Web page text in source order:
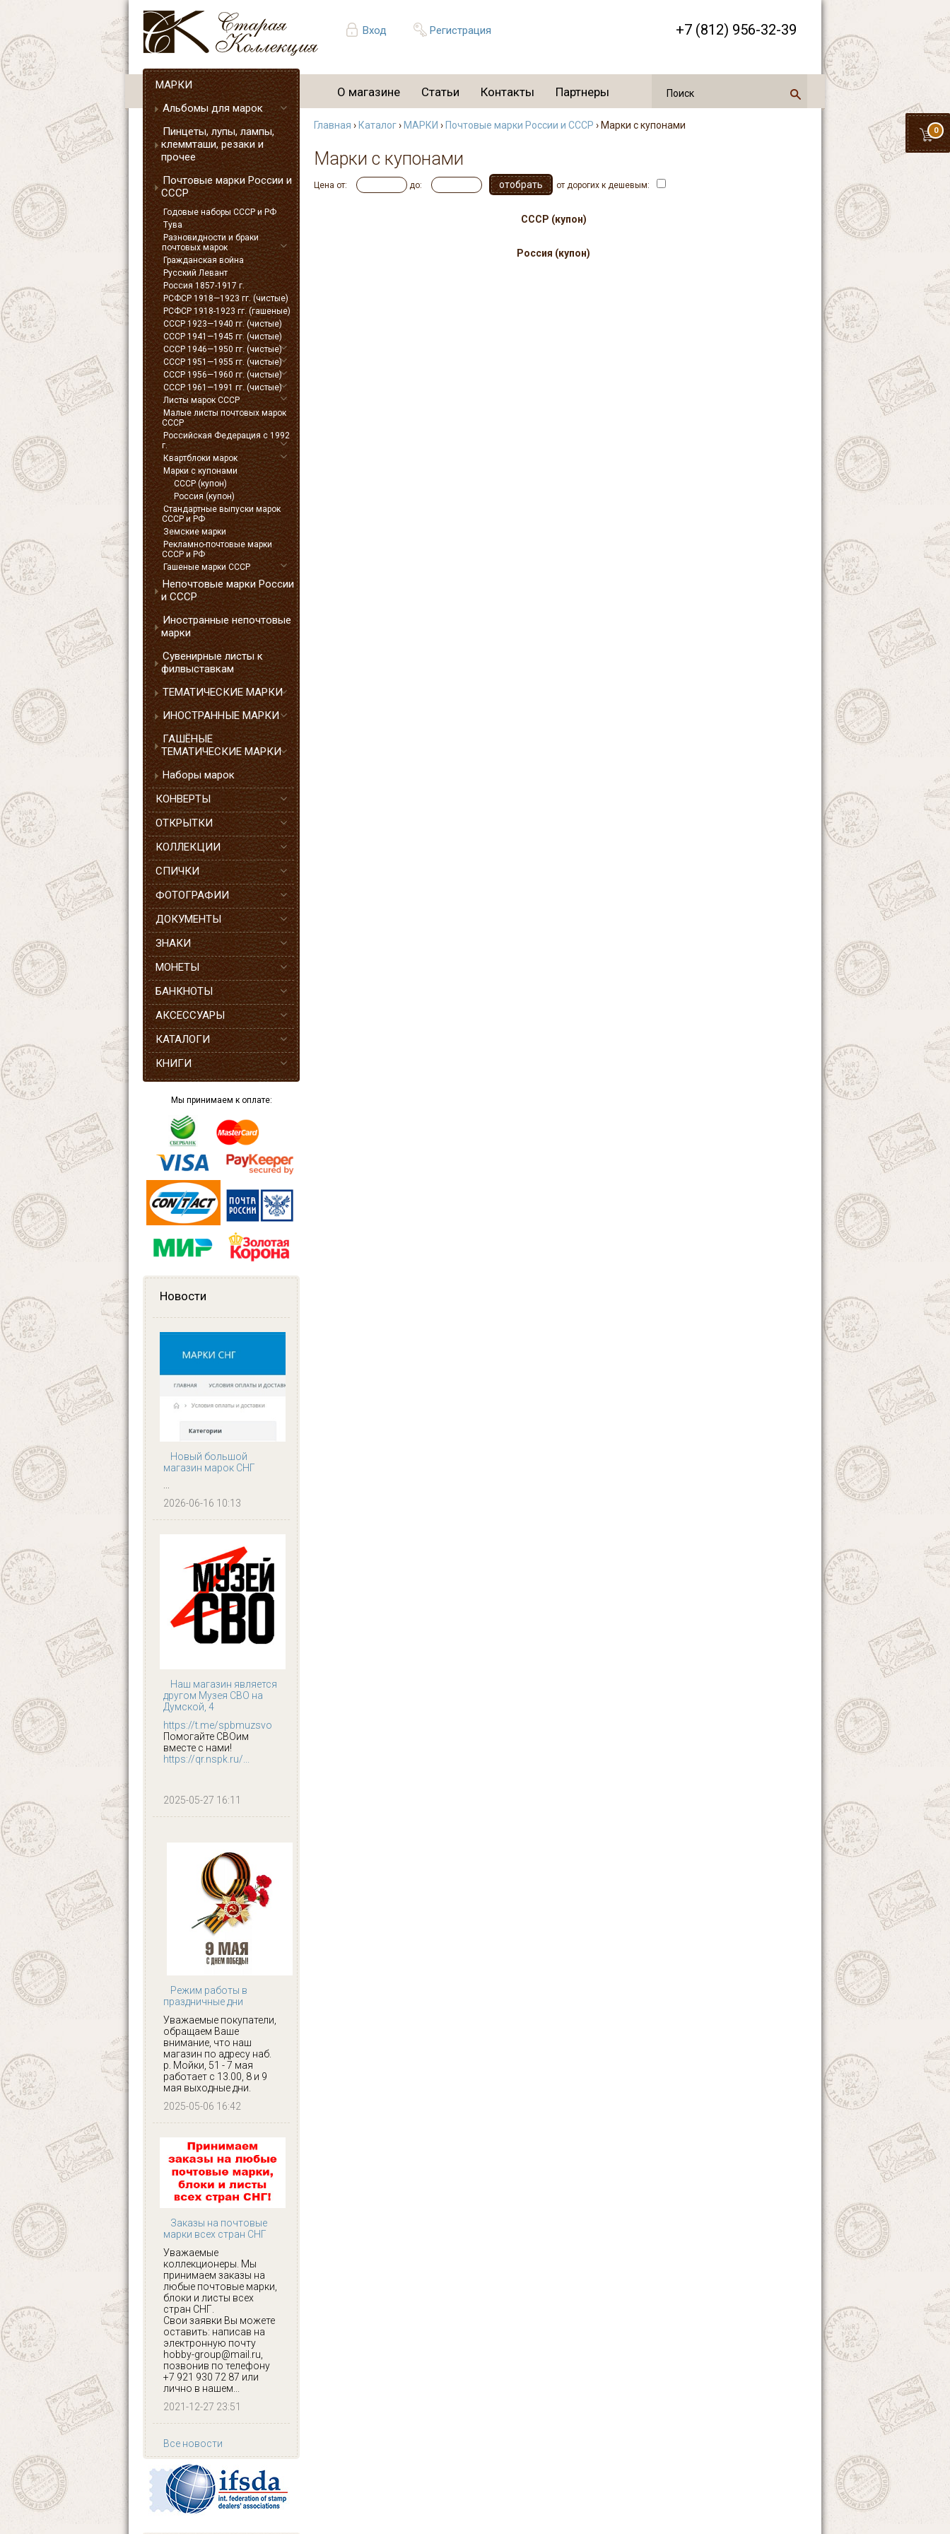
Вход Регистрация +7 (812) 956-32-39
0
О магазине Статьи Контакты Партнеры
МАРКИ
Альбомы для марок
Пинцеты, лупы, лампы,
клеммташи, резаки и
прочее
Почтовые марки России и
СССР
Годовые наборы СССР и РФ
Тува
Разновидности и браки
почтовых марок
Гражданская война
Русский Левант
Россия 1857-1917 г.
РСФСР 1918—1923 гг. (чистые)
РСФСР 1918-1923 гг. (гашеные)
СССР 1923—1940 гг. (чистые)
СССР 1941—1945 гг. (чистые)
СССР 1946—1950 гг. (чистые)
СССР 1951—1955 гг. (чистые)
СССР 1956—1960 гг. (чистые)
СССР 1961—1991 гг. (чистые)
Листы марок СССР
Малые листы почтовых марок
СССР
Российская Федерация с 1992
г.
Квартблоки марок
Марки с купонами
СССР (купон)
Россия (купон)
Стандартные выпуски марок
СССР и РФ
Земские марки
Рекламно-почтовые марки
СССР и РФ
Гашеные марки СССР
Непочтовые марки России
и СССР
Иностранные непочтовые
марки
Сувенирные листы к
филвыставкам
ТЕМАТИЧЕСКИЕ МАРКИ
ИНОСТРАННЫЕ МАРКИ
ГАШЁНЫЕ
ТЕМАТИЧЕСКИЕ МАРКИ
Наборы марок
КОНВЕРТЫ
ОТКРЫТКИ
КОЛЛЕКЦИИ
СПИЧКИ
ФОТОГРАФИИ
ДОКУМЕНТЫ
ЗНАКИ
МОНЕТЫ
БАНКНОТЫ
АКСЕССУАРЫ
КАТАЛОГИ
КНИГИ
Мы принимаем к оплате:
Новости
Новый большой
магазин марок СНГ
...
2026-06-16 10:13
Наш магазин является
другом Музея СВО на
Думской, 4
https://t.me/spbmuzsvo
Помогайте СВОим
вместе с нами!
https://qr.nspk.ru/...
2025-05-27 16:11
Режим работы в
праздничные дни
Уважаемые покупатели,
обращаем Ваше
внимание, что наш
магазин по адресу наб.
р. Мойки, 51 - 7 мая
работает с 13.00, 8 и 9
мая выходные дни.
2025-05-06 16:42
Заказы на почтовые
марки всех стран СНГ
Уважаемые
коллекционеры. Мы
принимаем заказы на
любые почтовые марки,
блоки и листы всех
стран СНГ.
Свои заявки Вы можете
оставить: написав на
электронную почту
hobby-group@mail.ru,
позвонив по телефону
+7 921 930 72 87 или
лично в нашем...
2021-12-27 23:51
Все новости
Главная › Каталог› МАРКИ › Почтовые марки России и СССР › Марки с купонами
Марки с купонами
Цена от: до: от дорогих к дешевым:
СССР (купон)
Россия (купон)